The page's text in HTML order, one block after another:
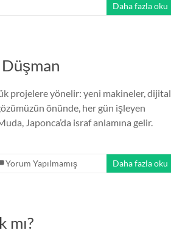
Daha fazla oku
projelere yönelir: yeni makineler, dijital
önünde, her gün işleyen
Japonca’da israf anlamına gelir.
Yorum Yapılmamış Daha fazla oku
mı?